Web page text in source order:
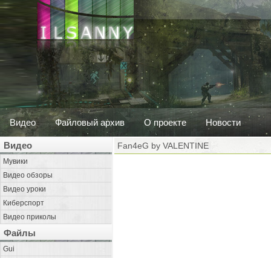
Видео Файловый архив О проекте Новости
Видео
Мувики
Видео обзоры
Видео уроки
Киберспорт
Видео приколы
Файлы
Gui
Fan4eG by VALENTINE